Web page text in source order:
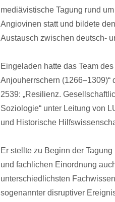
mediävistische Tagung rund
Angiovinen statt und bildete
Austausch zwischen deutsch-
Eingeladen hatte das Team
Anjouherrschern
2539: „Resilienz.
Soziologie“ unter Leitung von
und Historische
Er stellte zu Beginn der
und fachlichen Einordnung
unterschiedlichsten
sogenannter disruptiver